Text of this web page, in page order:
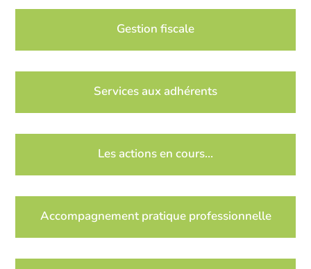
Gestion fiscale
Services aux adhérents
Les actions en cours…
Accompagnement pratique professionnelle